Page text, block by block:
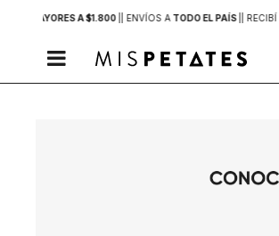
MAYORES A $1.800 | ENVÍOS A TODO EL PAÍS |
